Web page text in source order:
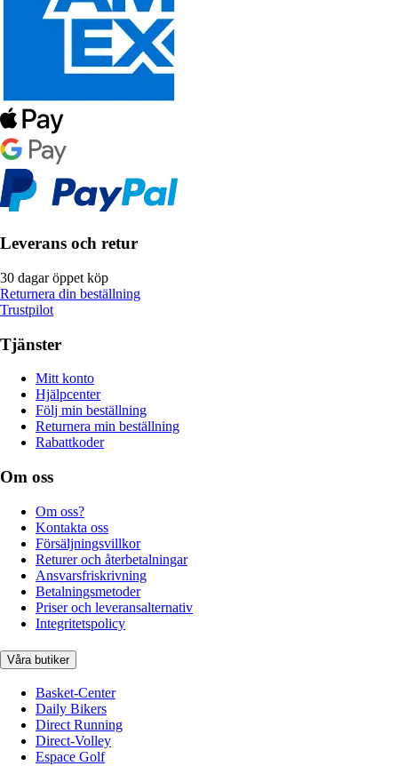
Leverans och retur
30 dagar öppet köp
Returnera din beställning
Trustpilot
Tjänster
Mitt konto
Hjälpcenter
Följ min beställning
Returnera min beställning
Rabattkoder
Om oss
Om oss?
Kontakta oss
Försäljningsvillkor
Returer och återbetalningar
Ansvarsfriskrivning
Betalningsmetoder
Priser och leveransalternativ
Integritetspolicy
Våra butiker
Basket-Center
Daily Bikers
Direct Running
Direct-Volley
Espace Golf